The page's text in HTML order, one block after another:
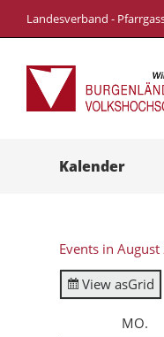
Landesverband -
Kalender
Events in August
View asGrid
MO.